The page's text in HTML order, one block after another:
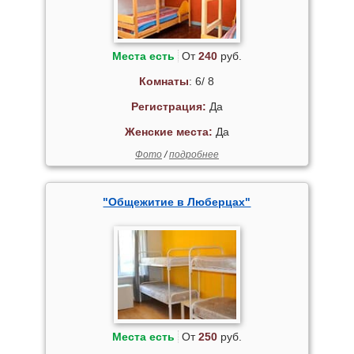
Места есть От240руб.
Комнаты: 6/ 8
Регистрация: Да
Женские места: Да
Фото/подробнее
"Общежитие в Люберцах"
Места есть От250руб.